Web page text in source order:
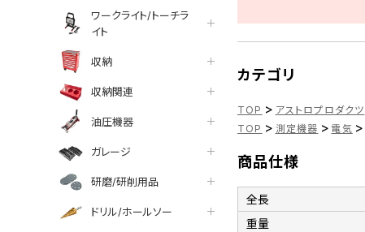
ワークライト/トーチラ
イト
収納
収納関連
油圧機器
ガレージ
研磨/研削用品
ドリル/ホールソー
カテゴリ
TOP > アストロプロダクツ
TOP > 測定機器 > 電気 >
商品仕様
全長
重量